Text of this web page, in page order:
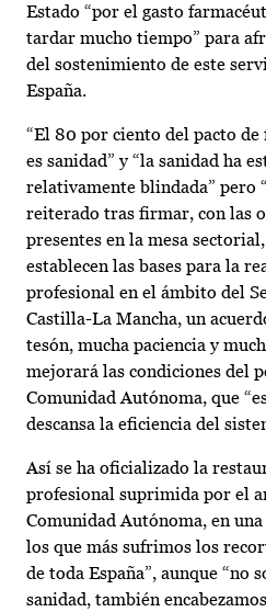
Estado “por el gasto
tardar mucho tiempo” para
del sostenimiento de este
España.
“El 80 por ciento del pacto
es sanidad” y “la sanidad ha
relativamente blindada” pero
reiterado tras firmar, con las
presentes en la mesa
establecen las bases para la
profesional en el ámbito del
Castilla-La Mancha, un
tesón, mucha paciencia y
mejorará las condiciones del
Comunidad Autónoma, que
descansa la eficiencia del
Así se ha oficializado la
profesional suprimida por el
Comunidad Autónoma, en
los que más sufrimos los
de toda España”, aunque “no
sanidad, también